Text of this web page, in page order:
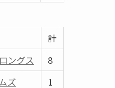
計
ングス
8
ズ
1